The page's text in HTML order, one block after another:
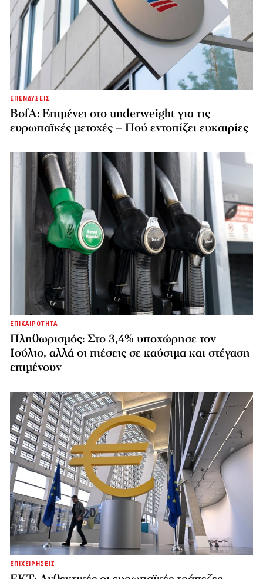
ΕΠΕΝΔΥΣΕΙΣ
BofA: Επιμένει στο underweight για τις
ευρωπαϊκές μετοχές – Πού εντοπίζει ευκαιρίες
ΕΠΙΚΑΙΡΟΤΗΤΑ
Πληθωρισμός: Στο 3,4% υποχώρησε τον
Ιούλιο, αλλά οι πιέσεις σε καύσιμα και στέγαση
επιμένουν
ΕΠΙΧΕΙΡΗΣΕΙΣ